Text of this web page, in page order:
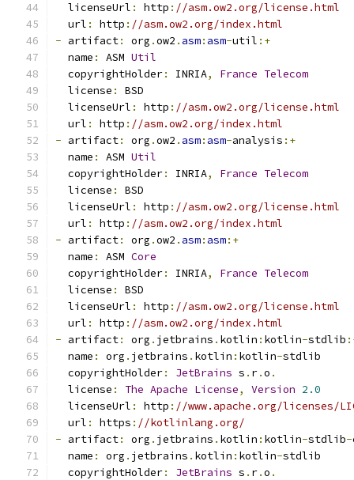
  licenseUrl
: http : //asm.ow2.org/license.html
  url
: http : //asm.ow2.org/index.html
- artifact: org .ow2 . asm: asm-util :+
  name
: ASM Util
  copyrightHolder
: INRIA, France Telecom
  license
:
BSD
  licenseUrl
: http : //asm.ow2.org/license.html
  url
: http : //asm.ow2.org/index.html
- artifact: org .ow2 . asm: asm-analysis :+
  name
: ASM Util
  copyrightHolder
: INRIA, France Telecom
  license
:
BSD
  licenseUrl
: http : //asm.ow2.org/license.html
  url
: http : //asm.ow2.org/index.html
- artifact: org .ow2 . asm: asm:+
  name
: ASM Core
  copyrightHolder
: INRIA, France Telecom
  license
:
BSD
  licenseUrl
: http : //asm.ow2.org/license.html
  url
: http : //asm.ow2.org/index.html
- artifact: org . jetbrains . kotlin : kotlin-stdlib
  name
: org . jetbrains . kotlin : kotlin-stdlib
  copyrightHolder
: JetBrains s . r.o .
  license
: The Apache License, Version 2.0
  licenseUrl
: http : //www.apache.org/licenses/
  url
: https : //kotlinlang.org/
- artifact: org . jetbrains . kotlin : kotlin-stdlib-
  name
: org . jetbrains . kotlin : kotlin-stdlib
  copyrightHolder
: JetBrains s . r.o .